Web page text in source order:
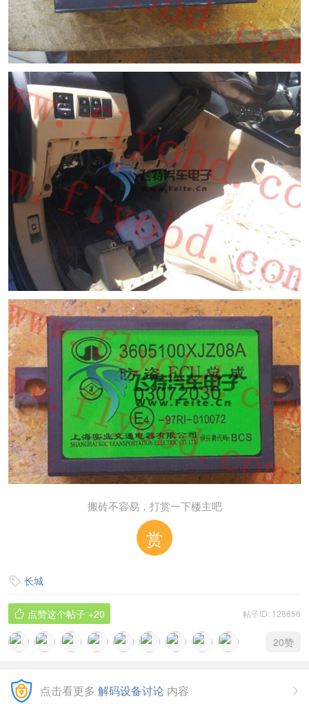
搬砖不容易，打赏一下楼主吧
赏
 长城
帖子ID: 128656
 点赞这个帖子 +20
20赞

点击看更多 解码设备讨论 内容